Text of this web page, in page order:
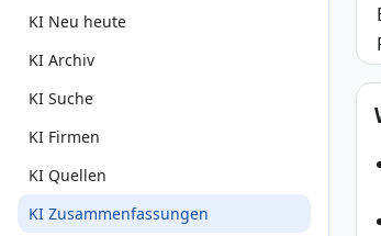
KI Neu heute
KI Archiv
KI Suche
KI Firmen
KI Quellen
KI Zusammenfassungen